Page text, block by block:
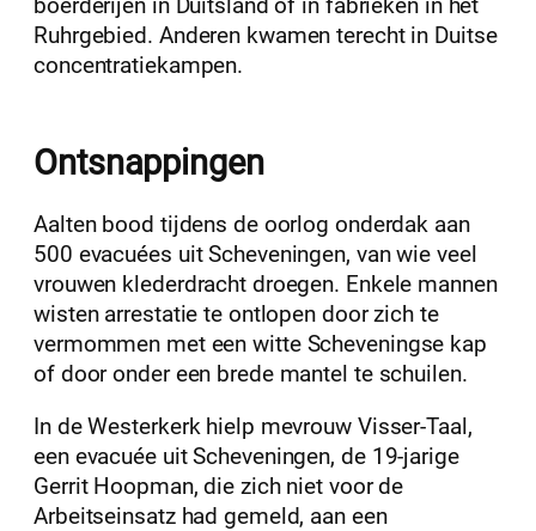
boerderijen in Duitsland of in fabrieken in het
Ruhrgebied. Anderen kwamen terecht in Duitse
concentratiekampen.
Ontsnappingen
Aalten bood tijdens de oorlog onderdak aan
500 evacuées uit Scheveningen, van wie veel
vrouwen klederdracht droegen. Enkele mannen
wisten arrestatie te ontlopen door zich te
vermommen met een witte Scheveningse kap
of door onder een brede mantel te schuilen.
In de Westerkerk hielp mevrouw Visser-Taal,
een evacuée uit Scheveningen, de 19-jarige
Gerrit Hoopman, die zich niet voor de
Arbeitseinsatz had gemeld, aan een